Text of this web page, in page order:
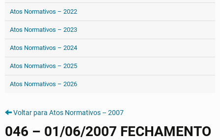
Atos Normativos – 2022
Atos Normativos – 2023
Atos Normativos – 2024
Atos Normativos – 2025
Atos Normativos – 2026
Voltar para Atos Normativos – 2007
046 – 01/06/2007 FECHAMENTO